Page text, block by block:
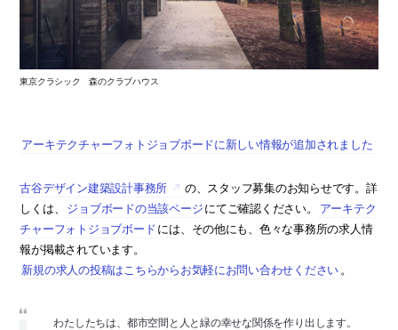
東京クラシック 森のクラブハウス
アーキテクチャーフォトジョブボードに新しい情報が追加されました
古谷デザイン建築設計事務所
の、スタッフ募集のお知らせです。詳
しくは、
ジョブボードの当該ページにてご確認ください。
アーキテク
チャーフォトジョブボードには、その他にも、色々な事務所の求人情
報が掲載されています。
新規の求人の投稿はこちらからお気軽にお問い合わせください。
わたしたちは、都市空間と人と緑の幸せな関係を作り出します。